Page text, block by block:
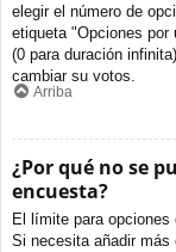
elegir el número de
etiqueta "Opciones
(0 para duración
cambiar su votos.
Arriba
¿Por qué no se
encuesta?
El límite para
Si necesita añadir